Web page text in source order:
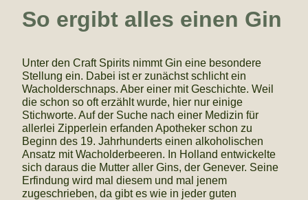
So ergibt alles einen Gin
Unter den Craft Spirits nimmt Gin eine besondere
Stellung ein. Dabei ist er zunächst schlicht ein
Wacholderschnaps. Aber einer mit Geschichte. Weil
die schon so oft erzählt wurde, hier nur einige
Stichworte. Auf der Suche nach einer Medizin für
allerlei Zipperlein erfanden Apotheker schon zu
Beginn des 19. Jahrhunderts einen alkoholischen
Ansatz mit Wacholderbeeren. In Holland entwickelte
sich daraus die Mutter aller Gins, der Genever. Seine
Erfindung wird mal diesem und mal jenem
zugeschrieben, da gibt es wie in jeder guten